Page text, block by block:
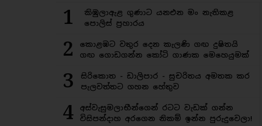
1
කිඹුලාඇළ ගුණාට යනඑන මං නැතිකළ
පොලිස් ප්‍රහාරය
2
කොළඹට වතුර දෙන කැලණි ගඟ දුෂිතයි
ගඟ ගොඩගන්න කෝටි ගාණක මෙහෙයුමක්
3
සිරිකොත - ඩාලිපාර - සුචරිතය අමතක කර
පැලවත්තට ගහන හේතුව
4
අස්වැසුමලාභීන්ගෙන් රටට වැඩක් ගන්න
විසිපන්දාහ අරගෙන නිකම් ඉන්න පුරුදුවෙලා!